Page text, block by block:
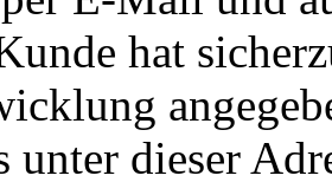
hat
unter dieser